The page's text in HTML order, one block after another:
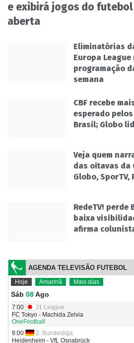
e exibirá jogos do futebol
aberta
Eliminatórias
Europa League
programação
semana
CBF recebe
esperado
Brasil; Globo
Veja quem
das oitavas da
Globo, SporTV,
RedeTV!
baixa
afirma